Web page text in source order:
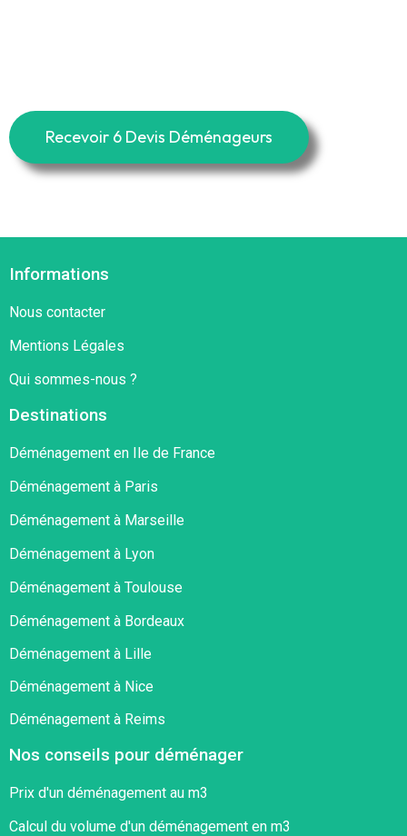
Recevoir 6 Devis Déménageurs
Informations
Nous contacter
Mentions Légales
Qui sommes-nous ?
Destinations
Déménagement en Ile de France
Déménagement à Paris
Déménagement à Marseille
Déménagement à Lyon
Déménagement à Toulouse
Déménagement à Bordeaux
Déménagement à Lille
Déménagement à Nice
Déménagement à Reims
Nos conseils pour déménager
Prix d'un déménagement au m3
Calcul du volume d'un déménagement en m3